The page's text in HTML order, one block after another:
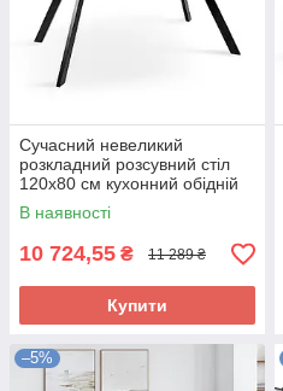
Сучасний невеликий
розкладний розсувний стіл
120х80 см кухонний обідній
прямокутний на кухню
Метрополь
В наявності
10 724,55 ₴ 11 289 ₴
Купити
–5%